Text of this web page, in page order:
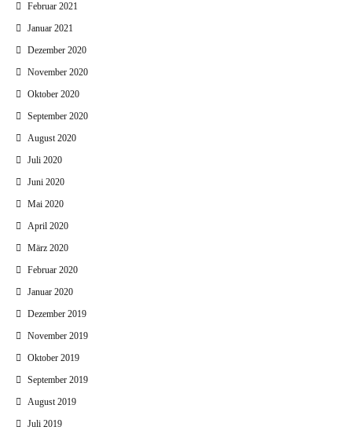
Februar 2021
Januar 2021
Dezember 2020
November 2020
Oktober 2020
September 2020
August 2020
Juli 2020
Juni 2020
Mai 2020
April 2020
März 2020
Februar 2020
Januar 2020
Dezember 2019
November 2019
Oktober 2019
September 2019
August 2019
Juli 2019